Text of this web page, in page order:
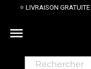
⭐ LIVRAISON
